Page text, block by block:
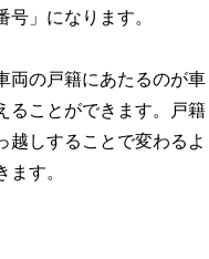
」になります。
両の戸籍にあたるのが車
ることができます。戸籍
越しすることで変わるよ
す。